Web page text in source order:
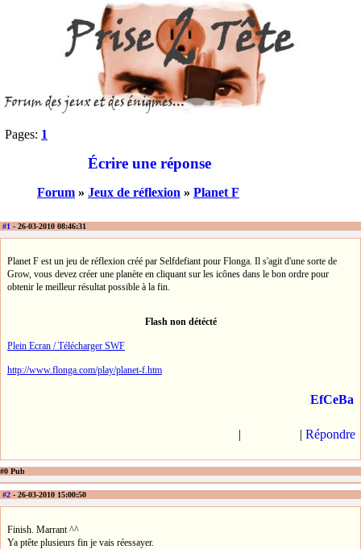
Pages: 1
Écrire une réponse
Forum » Jeux de réflexion » Planet F
#1 - 26-03-2010 08:46:31
Planet F est un jeu de réflexion créé par Selfdefiant pour Flonga. Il s'agit d'une sorte de
Grow, vous devez créer une planète en cliquant sur les icônes dans le bon ordre pour
obtenir le meilleur résultat possible à la fin.
Flash non détécté
Plein Ecran / Télécharger SWF
http://www.flonga.com/play/planet-f.htm
EfCeBa
| | Répondre
#0 Pub
#2 - 26-03-2010 15:00:50
Finish. Marrant ^^
Ya ptête plusieurs fin je vais réessayer.